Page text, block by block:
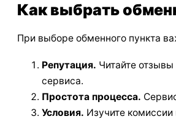
Как выбрать
При выборе обменного пункта
Репутация. Читайте
сервиса.
Простота процесса.
Условия. Изучите